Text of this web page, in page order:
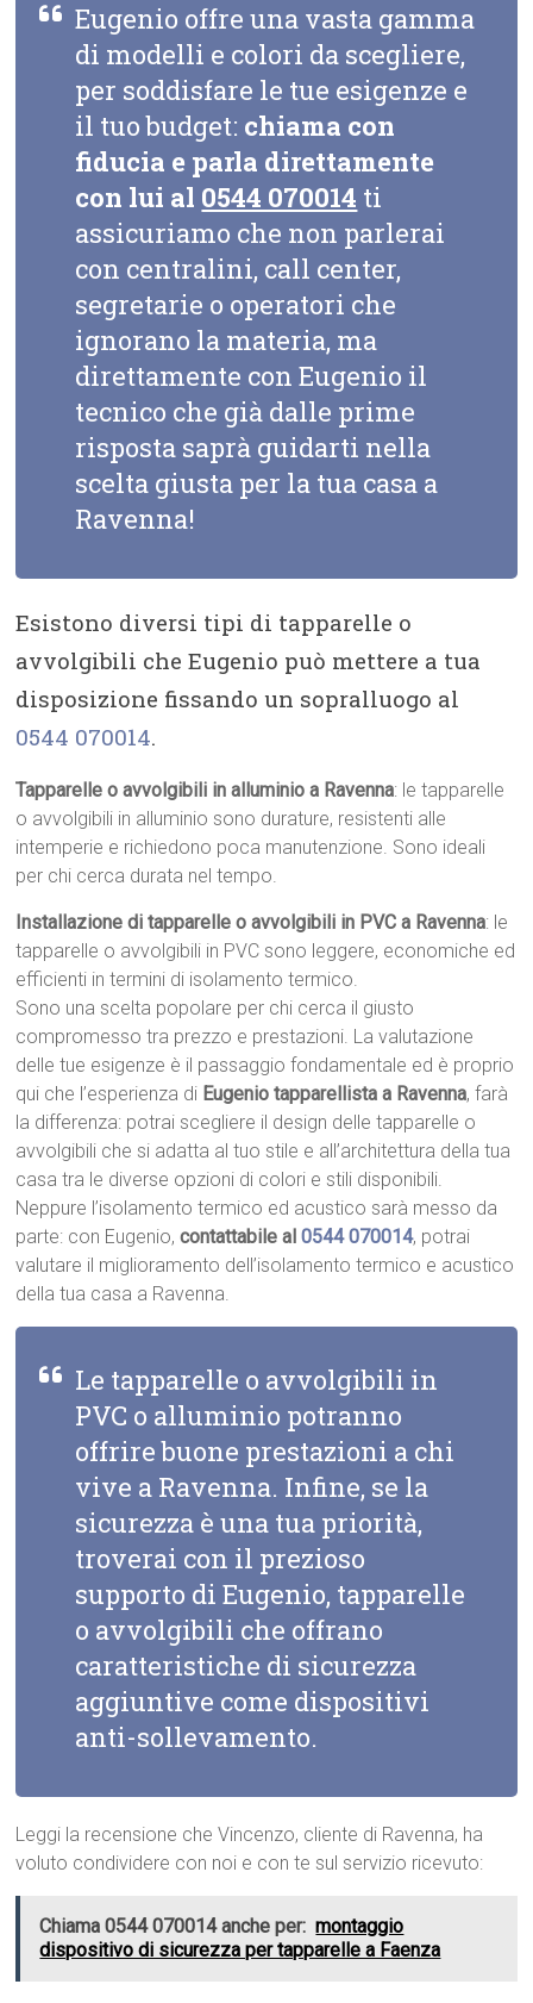
Eugenio offre una vasta gamma
di modelli e colori da scegliere,
per soddisfare le tue esigenze e
il tuo budget: chiama con
fiducia e parla direttamente
con lui al 0544 070014 ti
assicuriamo che non parlerai
con centralini, call center,
segretarie o operatori che
ignorano la materia, ma
direttamente con Eugenio il
tecnico che già dalle prime
risposta saprà guidarti nella
scelta giusta per la tua casa a
Ravenna!
Esistono diversi tipi di tapparelle o
avvolgibili che Eugenio può mettere a tua
disposizione fissando un sopralluogo al
0544 070014.
Tapparelle o avvolgibili in alluminio a Ravenna: le tapparelle
o avvolgibili in alluminio sono durature, resistenti alle
intemperie e richiedono poca manutenzione. Sono ideali
per chi cerca durata nel tempo.
Installazione di tapparelle o avvolgibili in PVC a Ravenna: le
tapparelle o avvolgibili in PVC sono leggere, economiche ed
efficienti in termini di isolamento termico.
Sono una scelta popolare per chi cerca il giusto
compromesso tra prezzo e prestazioni. La valutazione
delle tue esigenze è il passaggio fondamentale ed è proprio
qui che l’esperienza di Eugenio tapparellista a Ravenna, farà
la differenza: potrai scegliere il design delle tapparelle o
avvolgibili che si adatta al tuo stile e all’architettura della tua
casa tra le diverse opzioni di colori e stili disponibili.
Neppure l’isolamento termico ed acustico sarà messo da
parte: con Eugenio,contattabile al0544 070014, potrai
valutare il miglioramento dell’isolamento termico e acustico
della tua casa a Ravenna.
Le tapparelle o avvolgibili in
PVC o alluminio potranno
offrire buone prestazioni a chi
vive a Ravenna. Infine, se la
sicurezza è una tua priorità,
troverai con il prezioso
supporto di Eugenio, tapparelle
o avvolgibili che offrano
caratteristiche di sicurezza
aggiuntive come dispositivi
anti-sollevamento.
Leggi la recensione che Vincenzo, cliente di Ravenna, ha
voluto condividere con noi e con te sul servizio ricevuto:
Chiama 0544 070014 anche per: montaggio
dispositivo di sicurezza per tapparelle a Faenza